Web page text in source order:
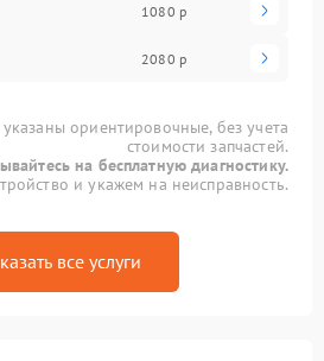
1080 р
2080 р
ориентировочные, без учета
стоимости запчастей.
на бесплатную диагностику.
и укажем на неисправность.
все услуги